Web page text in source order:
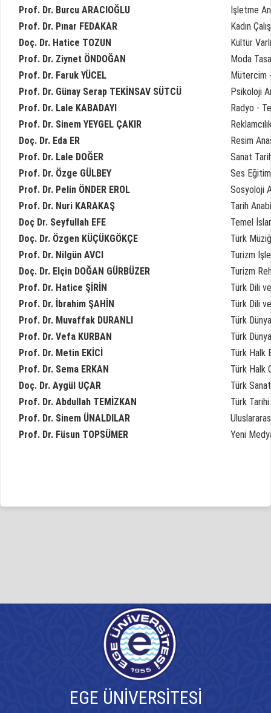
Prof. Dr. Burcu ARACIOĞLU
İşletme
Prof. Dr. Pınar FEDAKAR
Kadın
Doç. Dr. Hatice TOZUN
Kültür
Prof. Dr. Ziynet ÖNDOĞAN
Moda
Prof. Dr. Faruk YÜCEL
Mütercim -
Prof. Dr. Günay Serap TEKİNSAV SÜTCÜ
Psikoloji
Prof. Dr. Lale KABADAYI
Radyo -
Prof. Dr. Sinem YEYGEL ÇAKIR
Doç. Dr. Eda ER
Resim
Prof. Dr. Lale DOĞER
Sanat
Prof. Dr. Özge GÜLBEY
Ses
Prof. Dr. Pelin ÖNDER EROL
Sosyoloji
Prof. Dr. Nuri KARAKAŞ
Tarih
Doç Dr. Seyfullah EFE
Temel
Doç. Dr. Özgen KÜÇÜKGÖKÇE
Türk
Prof. Dr. Nilgün AVCI
Turizm
Doç. Dr. Elçin DOĞAN GÜRBÜZER
Turizm
Prof. Dr. Hatice ŞİRİN
Türk Dili
Prof. Dr. İbrahim ŞAHİN
Türk Dili
Prof. Dr. Muvaffak DURANLI
Türk
Prof. Dr. Vefa KURBAN
Türk
Prof. Dr. Metin EKİCİ
Türk Halk
Prof. Dr. Sema ERKAN
Türk Halk
Doç. Dr. Aygül UÇAR
Türk
Prof. Dr. Abdullah TEMİZKAN
Türk Tarihi
Prof. Dr. Sinem ÜNALDILAR
Prof. Dr. Füsun TOPSÜMER
Yeni
EGE ÜNİVERSİTESİ